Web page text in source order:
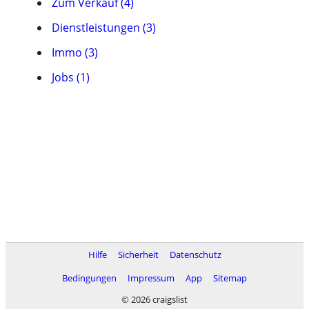
Dienstleistungen (3)
Immo (3)
Jobs (1)
Hilfe Sicherheit
Datenschutz
Bedingungen
Impressum App
Sitemap
© 2026 craigslist